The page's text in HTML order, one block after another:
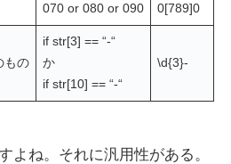
070 or 080 or 090 0[789]0
もの
if str[3] == “-“
か
if str[10] == “-“
\d{3}-
よね。それに汎用性がある。